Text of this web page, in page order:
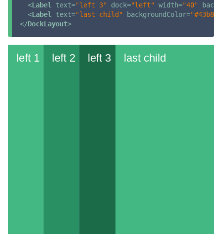
<Label text="left 3" dock="left" width="40"
<Label text="last child" backgroundColor=
</DockLayout>